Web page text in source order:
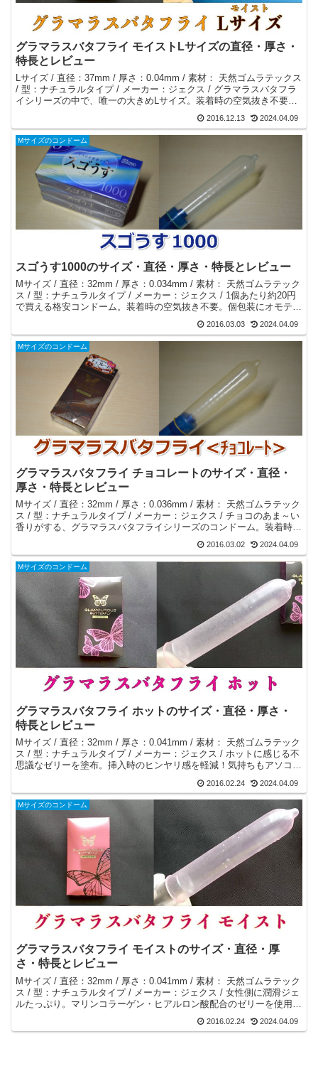
グラマラスバタフライ モイストLサイズの直径・厚さ・
特長とレビュー
Lサイズ / 直径：37mm / 厚さ：0.04mm / 素材： 天然ゴムラテックス
/ 型：ナチュラルタイプ / メーカー：ジェクス / グラマラスバタフラ
イシリーズの中で、唯一の大きめLサイズ。装着時の空気抜き不要。
2016.12.13 2024.04.09
Mサイズのコンドーム
スゴうす1000のサイズ・直径・厚さ・特長とレビュー
Mサイズ / 直径：32mm / 厚さ：0.034mm / 素材： 天然ゴムラテック
ス / 型：ナチュラルタイプ / メーカー：ジェクス / 1個あたり約20円
で買える格安コンドーム。装着時の空気抜き不要。個包装にオモテウ
2016.03.03 2024.04.09
Mサイズのコンドーム
グラマラスバタフライ チョコレートのサイズ・直径・
厚さ・特長とレビュー
Mサイズ / 直径：32mm / 厚さ：0.036mm / 素材： 天然ゴムラテック
ス / 型：ナチュラルタイプ / メーカー：ジェクス / チョコのあま～い
香りがする、グラマラスバタフライシリーズのコンドーム。装着時の
2016.03.02 2024.04.09
Mサイズのコンドーム
グラマラスバタフライ ホットのサイズ・直径・厚さ・
特長とレビュー
Mサイズ / 直径：32mm / 厚さ：0.041mm / 素材： 天然ゴムラテック
ス / 型：ナチュラルタイプ / メーカー：ジェクス / ホットに感じる不
思議なゼリーを塗布。挿入時のヒンヤリ感を軽減！気持ちもアソコも
2016.02.24 2024.04.09
Mサイズのコンドーム
グラマラスバタフライ モイストのサイズ・直径・厚
さ・特長とレビュー
Mサイズ / 直径：32mm / 厚さ：0.041mm / 素材： 天然ゴムラテック
ス / 型：ナチュラルタイプ / メーカー：ジェクス / 女性側に潤滑ジェ
ルたっぷり。マリンコラーゲン・ヒアルロン酸配合のゼリーを使用。
2016.02.24 2024.04.09